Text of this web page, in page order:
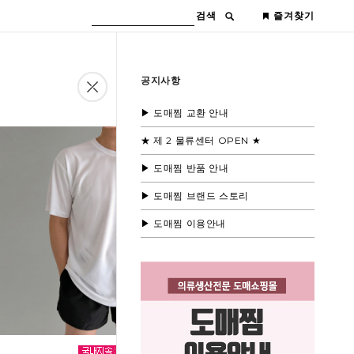
검색 즐겨찾기
공지사항
▶ 도매찜 교환 안내
★ 제 2 물류센터 OPEN ★
▶ 도매찜 반품 안내
▶ 도매찜 브랜드 스토리
▶ 도매찜 이용안내